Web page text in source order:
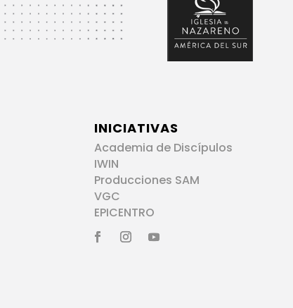
INICIATIVAS
Academia de Discípulos
IWIN
Producciones SAM
VGC
EPICENTRO